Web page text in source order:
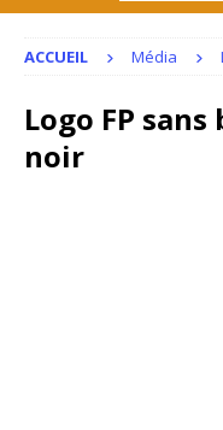
ACCUEIL Média
Logo FP
noir